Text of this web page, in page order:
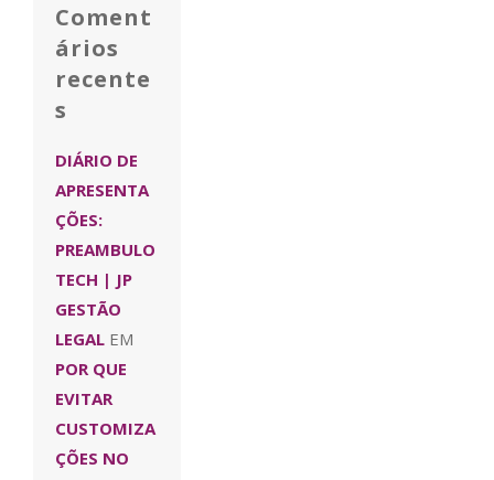
Coment
ários
recente
s
DIÁRIO DE
APRESENTA
ÇÕES:
PREAMBULO
TECH | JP
GESTÃO
LEGAL EM
POR QUE
EVITAR
CUSTOMIZA
ÇÕES NO